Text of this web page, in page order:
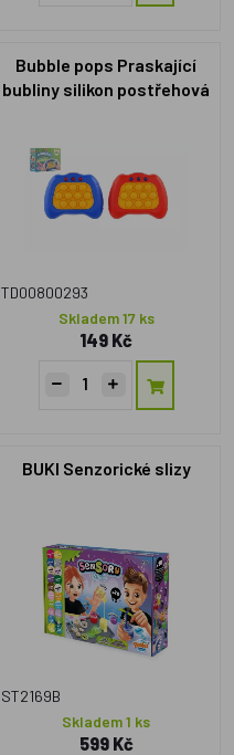
Bubble pops Praskající
bubliny silikon postřehová
TD00800293
Skladem 17 ks
149 Kč
BUKI Senzorické slizy
ST2169B
Skladem 1 ks
599 Kč